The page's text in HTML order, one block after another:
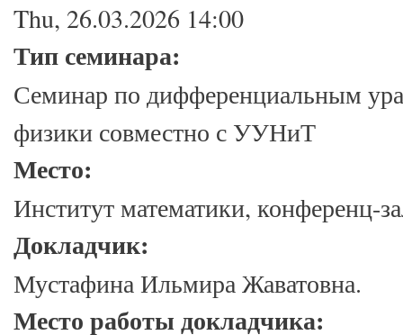
Thu, 26.03.2026 14:00
Тип семинара:
Семинар по дифференциальным
физики совместно с УУНиТ
Место:
Институт математики, конференц-
Докладчик:
Мустафина Ильмира Жаватовна.
Место работы докладчика: